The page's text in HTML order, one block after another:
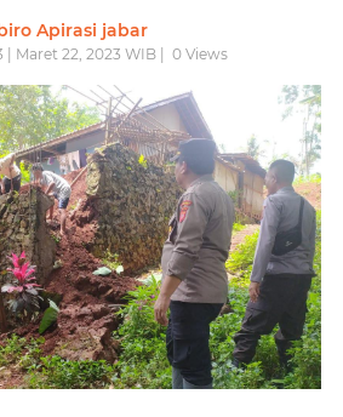
Apirasi jabar
| Maret 22, 2023 WIB | 0Views